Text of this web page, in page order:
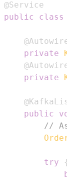
@Service
public
class
private
private
public
//
try